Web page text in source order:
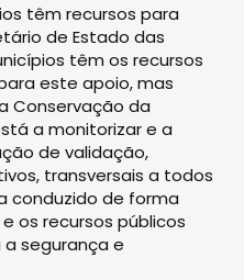
têm recursos para
de Estado das
têm os recursos
este apoio, mas
Conservação da
a monitorizar e a
de validação,
transversais a todos
conduzido de forma
os recursos públicos
segurança e